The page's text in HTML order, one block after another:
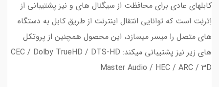
کابلهای عادی برای محافظت از سیگنال های و نیز پشتیبانی از
اِترنِت است که توانایی انتقال اینترنت از طریق کابل به دستگاه
های متصل را میسر میسازد، این محصول همچنین از پروتکل
های زیر نیز پشتیبانی میکند: CEC / Dolby TrueHD / DTS-HD
Master Audio / HEC / ARC / 3D